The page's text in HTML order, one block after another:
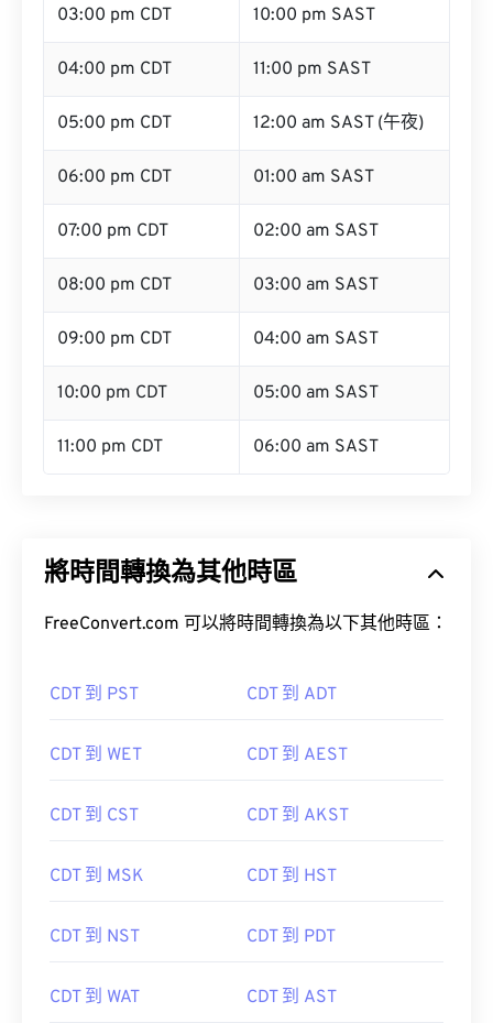
03:00 pm CDT 10:00 pm SAST
04:00 pm CDT 11:00 pm SAST
05:00 pm CDT 12:00 am SAST (午夜)
06:00 pm CDT 01:00 am SAST
07:00 pm CDT 02:00 am SAST
08:00 pm CDT 03:00 am SAST
09:00 pm CDT 04:00 am SAST
10:00 pm CDT 05:00 am SAST
11:00 pm CDT 06:00 am SAST
將時間轉換為其他時區
FreeConvert.com 可以將時間轉換為以下其他時區：
CDT 到 PST CDT 到 ADT
CDT 到 WET CDT 到 AEST
CDT 到 CST CDT 到 AKST
CDT 到 MSK CDT 到 HST
CDT 到 NST CDT 到 PDT
CDT 到 WAT CDT 到 AST